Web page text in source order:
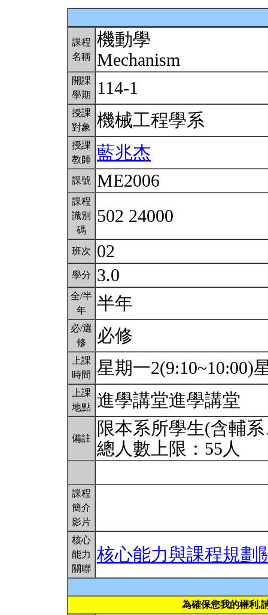
課程
名稱
機動學
Mechanism
開課
學期
114-1
授課
對象
機械工程學系
授課
教師
藍兆杰
課號 ME2006
課程
識別
碼
502 24000
班次 02
學分 3.0
全/半
年
半年
必/選
修
必修
上課
時間
星期一2(9:10~10:00)
上課
地點
進學講堂進學講堂
備註
限本系所學生(含輔
總人數上限：55人
課程
簡介
影片
核心
能力
關聯
核心能力與課程規劃
為確保您我的權利,